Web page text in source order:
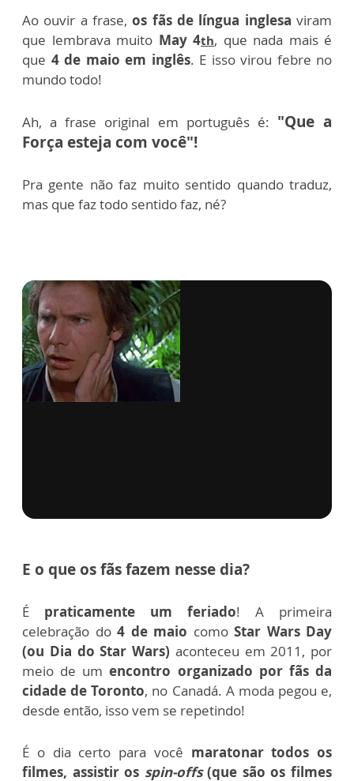
Ao ouvir a frase,os fãs de língua inglesa viram
que lembrava muito May 4th, que nada mais é
que 4 de maio em inglês. E isso virou febre no
mundo todo!
Ah, a frase original em português é: "Que a
Força esteja com você"!
Pra gente não faz muito sentido quando traduz,
mas que faz todo sentido faz, né?
E o que os fãs fazem nesse dia?
É praticamente um feriado! A primeira
celebração do 4 de maio comoStar Wars Day
(ou Dia do Star Wars) aconteceu em 2011, por
meio de umencontro organizado por fãs da
cidade de Toronto, no Canadá. A moda pegou e,
desde então, isso vem se repetindo!
É o dia certo para você maratonar todos os
filmes, assistir os spin-offs(que são os filmes